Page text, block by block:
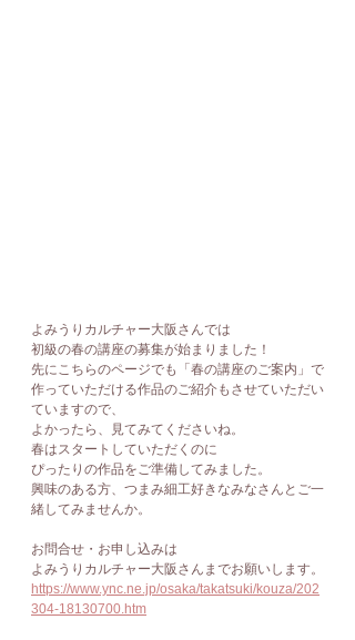
よみうりカルチャー大阪さんでは
初級の春の講座の募集が始まりました！
先にこちらのページでも「春の講座のご案内」で
作っていただける作品のご紹介もさせていただい
ていますので、
よかったら、見てみてくださいね。
春はスタートしていただくのに
ぴったりの作品をご準備してみました。
興味のある方、つまみ細工好きなみなさんとご一
緒してみませんか。
お問合せ・お申し込みは
よみうりカルチャー大阪さんまでお願いします。
https://www.ync.ne.jp/osaka/takatsuki/kouza/202
304-18130700.htm